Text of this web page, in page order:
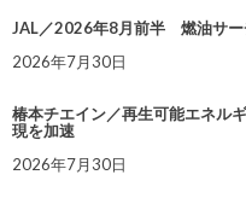
JAL／2026年8月前半 燃油サー
2026年7月30日
椿本チエイン／再生可能エネル
現を加速
2026年7月30日